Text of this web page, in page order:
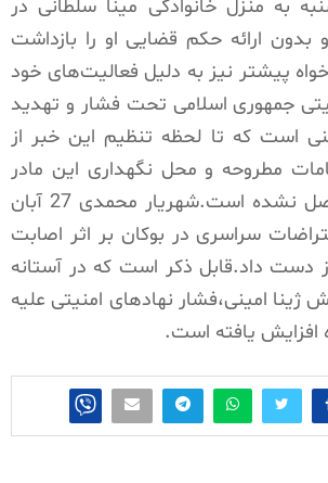
به منزل خانوادگی مینا سلطانی در
بدون ارائه حکم قضایی او را بازداشت
پیشتر نیز به دلیل فعالیت‌های خود
جمهوری اسلامی تحت فشار و تهدید
است که تا لحظه تنظیم این خبر از
مطروحه و محل نگهداری این مادر
دادخواه اطلاعی حاصل نشده است.شهریار محمدی 27 آبان
اعتراضات سراسری در بوکان بر اثر اصابت
دست داد.قابل ذکر است کە در آستانه
ژینا امینی،فشار نهادهای امنیتی علیه
افزایش یافتە است.